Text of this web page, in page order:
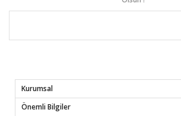
Kurumsal
Önemli Bilgiler